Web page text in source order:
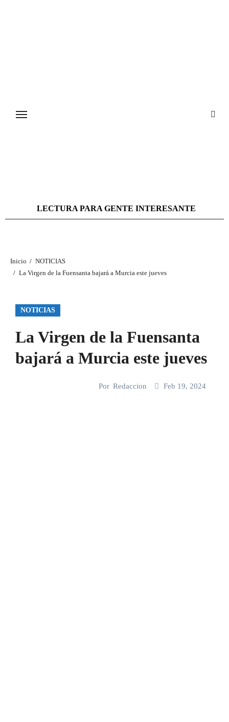
LECTURA PARA GENTE INTERESANTE
Inicio
NOTICIAS
La Virgen de la Fuensanta bajará a Murcia este jueves
NOTICIAS
La Virgen de la Fuensanta
bajará a Murcia este jueves
Por Redaccion Feb 19, 2024